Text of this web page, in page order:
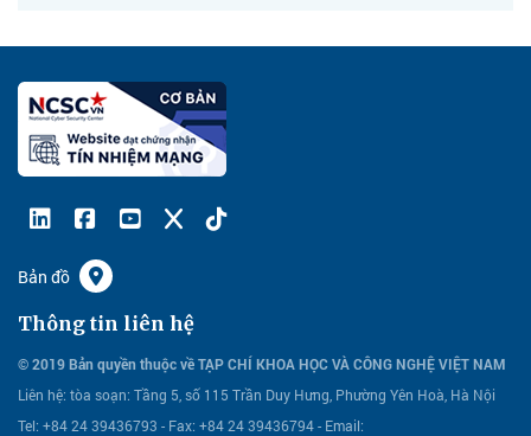
Bản đồ
Thông tin liên hệ
© 2019 Bản quyền thuộc về TẠP CHÍ KHOA HỌC VÀ CÔNG NGHỆ VIỆT NAM
Liên hệ: tòa soạn: Tầng 5, số 115 Trần Duy Hưng, Phường Yên Hoà, Hà Nội
Tel: +84 24 39436793 - Fax: +84 24 39436794 - Email: